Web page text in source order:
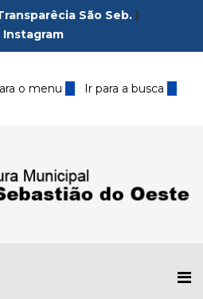
São Seb. |
Instagram
o menu 2 Ir para a busca3